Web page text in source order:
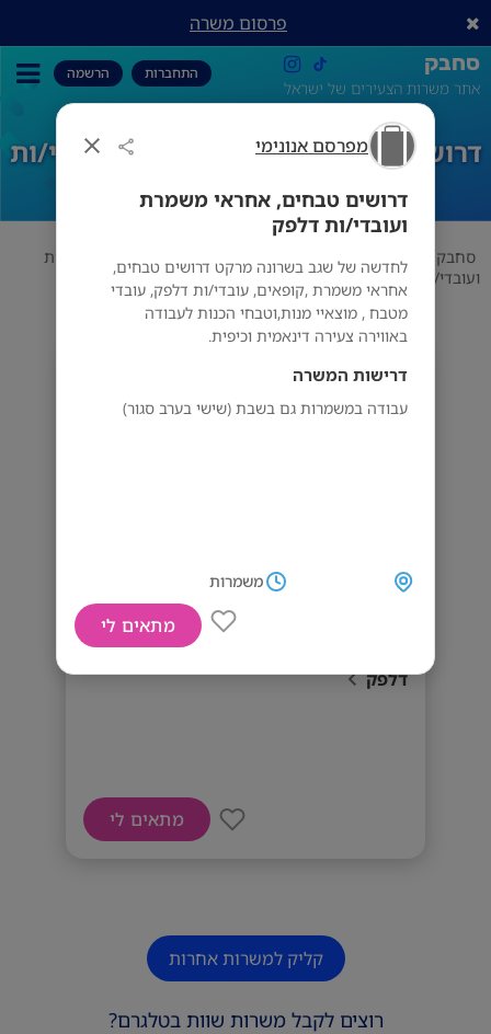
מפרסם אנונימי
דרושים טבחים, אחראי משמרת
ועובדי/ות דלפק
לחדשה של שגב בשרונה מרקט דרושים טבחים,
אחראי משמרת ,קופאים, עובדי/ות דלפק, עובדי
מטבח , מוצאיי מנות,וטבחי הכנות לעבודה
באווירה צעירה דינאמית וכיפית.
דרישות המשרה
עבודה במשמרות גם בשבת (שישי בערב סגור)
משמרות
מתאים לי
פרסום משרה
סחבק
אתר משרות הצעירים של ישראל
התחברות הרשמה
דרושים טבחים, אחראי משמרת ועובדי/ות
דלפק
סחבק תחום מפרסם אנונימי
דרושים טבחים, אחראי משמרת
ועובדי/ות דלפק
מפרסם אנונימי
דרושים טבחים, אחראי משמרת ועובדי/ות
דלפק
מתאים לי
קליק למשרות אחרות
רוצים לקבל משרות שוות בטלגרם?